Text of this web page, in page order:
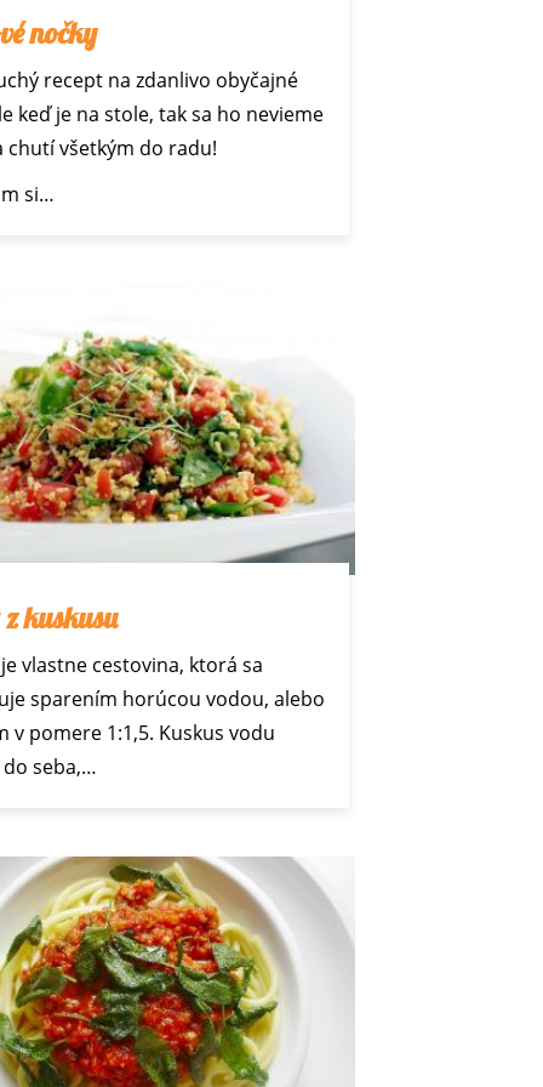
nočky
recept na zdanlivo obyčajné
keď je na stole, tak sa ho nevieme
chutí všetkým do radu!
si…
kuskusu
vlastne cestovina, ktorá sa
sparením horúcou vodou, alebo
v pomere 1:1,5. Kuskus vodu
seba,…